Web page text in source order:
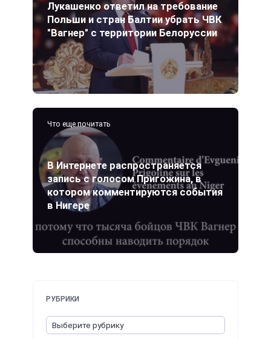
Лукашенко ответил на требование
Польши и стран Балтии убрать ЧВК
"Вагнер" с территории Белоруссии
Что еще почитать
В Интернете распространяется
запись с голосом Пригожина, в
котором комментируются события
в Нигере
РУБРИКИ